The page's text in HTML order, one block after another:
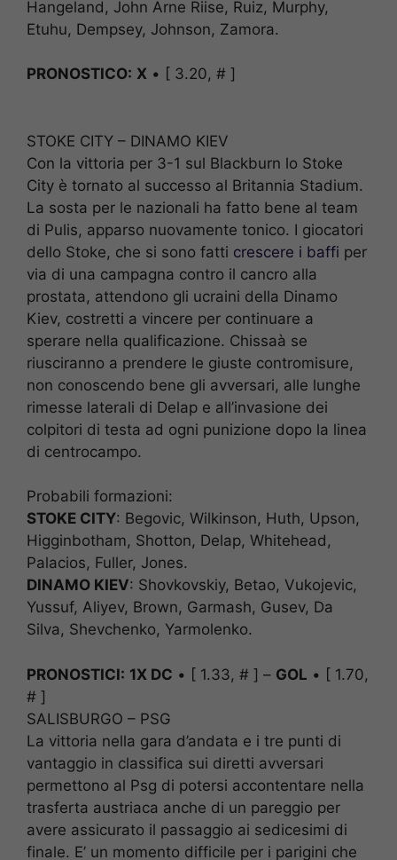
Hangeland, John Arne Riise, Ruiz, Murphy,
Etuhu, Dempsey, Johnson, Zamora.
PRONOSTICO: X • [ 3.20, # ]
STOKE CITY – DINAMO KIEV
Con la vittoria per 3-1 sul Blackburn lo Stoke
City è tornato al successo al Britannia Stadium.
La sosta per le nazionali ha fatto bene al team
di Pulis, apparso nuovamente tonico. I giocatori
dello Stoke, che si sono fatti crescere i baffi per
via di una campagna contro il cancro alla
prostata, attendono gli ucraini della Dinamo
Kiev, costretti a vincere per continuare a
sperare nella qualificazione. Chissaà se
riusciranno a prendere le giuste contromisure,
non conoscendo bene gli avversari, alle lunghe
rimesse laterali di Delap e all’invasione dei
colpitori di testa ad ogni punizione dopo la linea
di centrocampo.
Probabili formazioni:
STOKE CITY: Begovic, Wilkinson, Huth, Upson,
Higginbotham, Shotton, Delap, Whitehead,
Palacios, Fuller, Jones.
DINAMO KIEV: Shovkovskiy, Betao, Vukojevic,
Yussuf, Aliyev, Brown, Garmash, Gusev, Da
Silva, Shevchenko, Yarmolenko.
PRONOSTICI: 1X DC • [ 1.33, # ] – GOL • [ 1.70,
# ]
SALISBURGO – PSG
La vittoria nella gara d’andata e i tre punti di
vantaggio in classifica sui diretti avversari
permettono al Psg di potersi accontentare nella
trasferta austriaca anche di un pareggio per
avere assicurato il passaggio ai sedicesimi di
finale. E’ un momento difficile per i parigini che